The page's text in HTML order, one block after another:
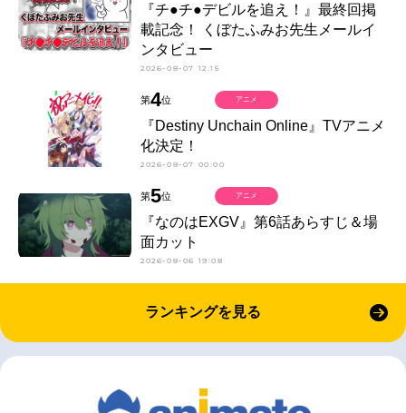
『チ●チ●デビルを追え！』最終回掲
載記念！ くぼたふみお先生メールイ
ンタビュー
2026-08-07 12:15
第4位
『Destiny Unchain Online』TVアニメ
化決定！
2026-08-07 00:00
アニメ
第5位
『なのはEXGV』第6話あらすじ＆場
面カット
2026-08-06 19:08
アニメ
ランキングを見る